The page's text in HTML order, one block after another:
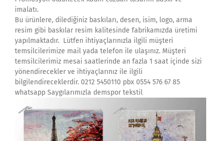
imalatı.
Bu ürünlere, dilediğiniz baskıları, desen, isim, logo, arma
resim gibi baskılar resim kalitesinde fabrikamızda üretimi
yapılmaktadır. Lütfen ihtiyaçlarınızla ilgili müşteri
temsilcilerimize mail yada telefon ile ulaşınız. Müşteri
temsilcilerimiz mesai saatlerinde an fazla 1 saat içinde sizi
yönendirecekler ve ihtiyaçlarınız ile ilgili
bilgilendireceklerdir. 0212 5450110 pbx 0554 576 67 85
whatsapp Saygılarımızla demspor tekstil